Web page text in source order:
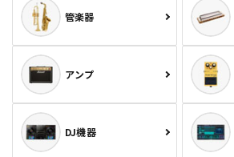
管楽器
アンプ
DJ機器